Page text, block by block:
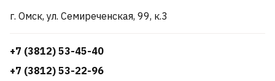
г. Омск, ул. Семиреченская, 99, к.3
+7 (3812) 53-45-40
+7 (3812) 53-22-96